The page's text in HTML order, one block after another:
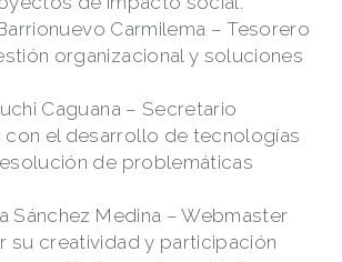
Carmilema – Tesorero
organizacional y soluciones
Caguana – Secretario
el desarrollo de tecnologías
de problemáticas
Sánchez Medina – Webmaster
su creatividad y participación